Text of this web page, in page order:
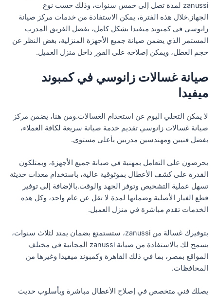
zanussi لمدة تصل إلى خمس سنوات، وذلك حسب نوع
الجهاز.خلال هذه الفترة، يمكن الاستفادة من خدمات مركز صيانة
زانوسي في كمبوند ميفيدا بشكل كامل، بفضل الفريق المدرب
المستمر الذي يضمن صيانة جميع الأجهزة المنزلية، بغض النظر عن
حجم العطل، ويمكن إصلاحه على الفور داخل منزل العميل.
صيانة غسالات زانوسي في كمبوند
ميفيدا
لا يمكن التخلي اليوم عن استخدام الغسالات.ومن هنا، يضمن مركز
صيانة غسالات زانوسي تقديم خدمة صيانة سريعة لكافة العملاء،
بفضل فنيين ومهندسين مدربين بأعلى مستوى.
يحرصون على التعامل بمهنية في صيانة جميع الأجهزة، ويمتلكون
القدرة على كشف الأعطال بموثوقية عالية، باستخدام معدات حديثة
تسهل عملية التشخيص وتوفر الجهد والوقت.بالإضافة إلى توفير
قطع الغيار الأصلية وضمانها لمدة لا تقل عن عام واحد، وكل هذه
الخدمات تقدم مباشرة في منزل العميل.
بتوفيرك غسالة من zanussi، ستستمتع بضمان يمتد لثلاث سنوات،
يسمح لك بالاستفادة من صيانة zanussi المجانية في مختلف
المواقع بمصر، بما في ذلك القاهرة وكمبوند ميفيدا وغيرها من
المحافظات.
يصلك فني متخصص في إصلاح الأعطال مباشرة وبأسلوب حديث